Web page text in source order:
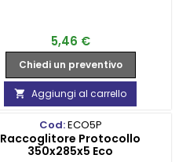
Prezzo
5,46 €
Chiedi un preventivo
 Aggiungi al carrello
Cod:ECO5P
Raccoglitore Protocollo
350x285x5 Eco